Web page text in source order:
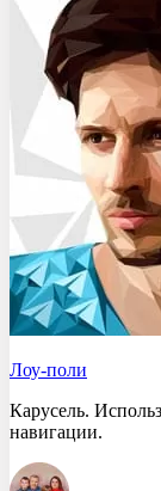
Лоу-поли
Карусель.
навигации.